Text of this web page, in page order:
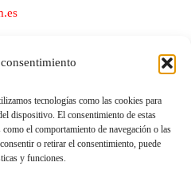
tecnologías como las cookies para
dispositivo. El consentimiento de estas
el comportamiento de navegación o las
o retirar el consentimiento, puede
y funciones.